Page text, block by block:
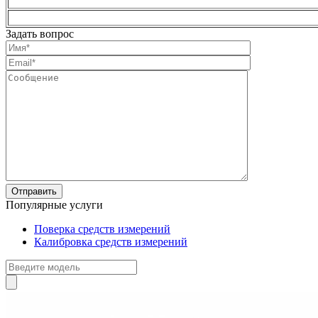
Задать вопрос
Популярные услуги
Поверка средств измерений
Калибровка средств измерений